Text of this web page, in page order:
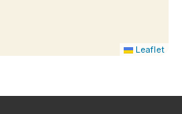
Leaflet